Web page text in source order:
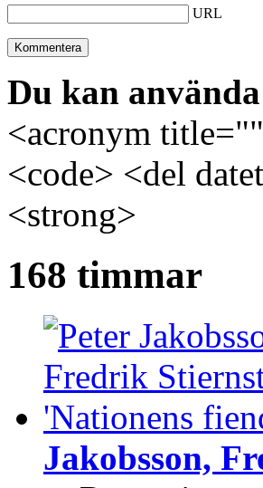
URL
Du kan
<acronym
<code> <del
<strong>
168 timmar
Jakobsson,